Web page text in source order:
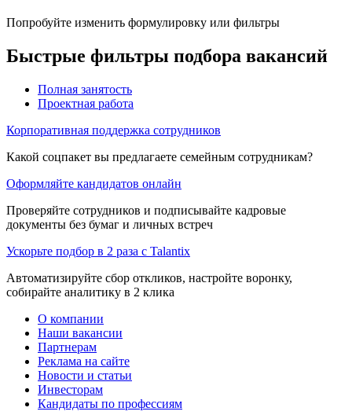
Попробуйте изменить формулировку или фильтры
Быстрые фильтры подбора вакансий
Полная занятость
Проектная работа
Корпоративная поддержка сотрудников
Какой соцпакет вы предлагаете семейным сотрудникам?
Оформляйте кандидатов онлайн
Проверяйте сотрудников и подписывайте кадровые
документы без бумаг и личных встреч
Ускорьте подбор в 2 раза с Talantix
Автоматизируйте сбор откликов, настройте воронку,
собирайте аналитику в 2 клика
О компании
Наши вакансии
Партнерам
Реклама на сайте
Новости и статьи
Инвесторам
Кандидаты по профессиям